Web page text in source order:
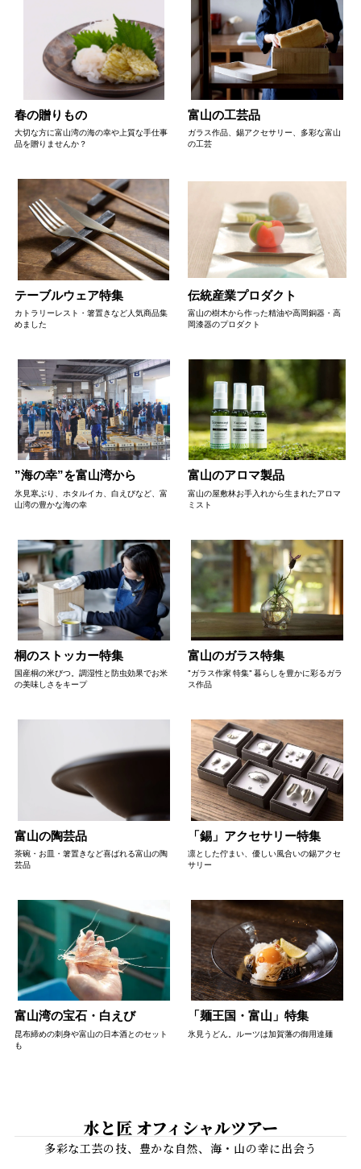
春の贈りもの
大切な方に富山湾の海の幸や上質な手仕事
品を贈りませんか？
富山の工芸品
ガラス作品、錫アクセサリー、多彩な富山
の工芸
テーブルウェア特集
カトラリーレスト・箸置きなど人気商品集
めました
伝統産業プロダクト
富山の樹木から作った精油や高岡銅器・高
岡漆器のプロダクト
”海の幸”を富山湾から
氷見寒ぶり、ホタルイカ、白えびなど、富
山湾の豊かな海の幸
富山のアロマ製品
富山の屋敷林お手入れから生まれたアロマ
ミスト
桐のストッカー特集
国産桐の米びつ。調湿性と防虫効果でお米
の美味しさをキープ
富山のガラス特集
"ガラス作家 特集" 暮らしを豊かに彩るガラ
ス作品
富山の陶芸品
茶碗・お皿・箸置きなど喜ばれる富山の陶
芸品
「錫」アクセサリー特集
凛とした佇まい、優しい風合いの錫アクセ
サリー
富山湾の宝石・白えび
昆布締めの刺身や富山の日本酒とのセット
も
「麺王国・富山」特集
氷見うどん。ルーツは加賀藩の御用達麺
水と匠 オフィシャルツアー